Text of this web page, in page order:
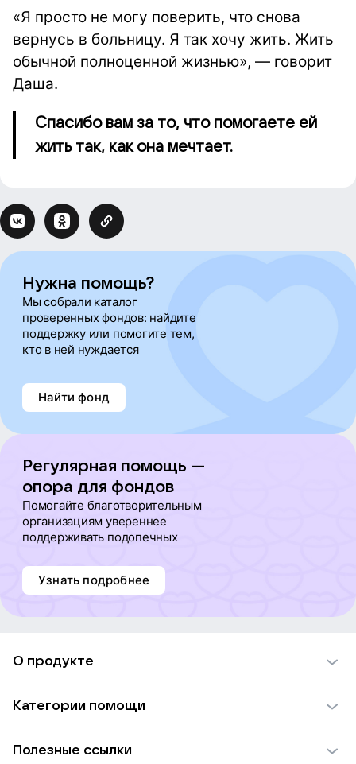
«Я просто не могу поверить, что снова
вернусь в больницу. Я так хочу жить. Жить
обычной полноценной жизнью», — говорит
Даша.
Спасибо вам за то, что помогаете ей
жить так, как она мечтает.
Нужна помощь?
Мы собрали каталог
проверенных фондов: найдите
поддержку или помогите тем,
кто в ней нуждается
Найти фонд
Регулярная помощь —
опора для фондов
Помогайте благотворительным
организациям увереннее
поддерживать подопечных
Узнать подробнее
О продукте
Использование материалов
Категории помощи
Полезные ссылки